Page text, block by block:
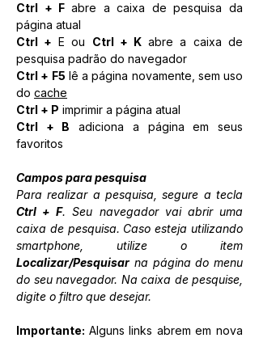
Ctrl + F abre a caixa de pesquisa da
página atual
Ctrl + E ou Ctrl + K abre a caixa de
pesquisa padrão do navegador
Ctrl + F5 lê a página novamente, sem uso
do cache
Ctrl + P imprimir a página atual
Ctrl + B adiciona a página em seus
favoritos​
Campos para pesquisa
Ctrl + F. Seu navegador vai abrir uma
caixa de pesquisa. Caso esteja utilizando
Localizar/Pesquisar na página do menu
do seu navegador. Na caixa de pesquise,
digite o filtro que desejar.
Importante: Alguns links abrem em nova